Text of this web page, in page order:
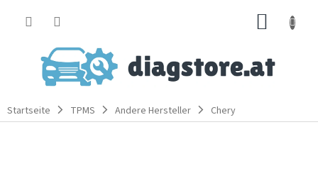
Startseite TPMS Andere Hersteller Chery